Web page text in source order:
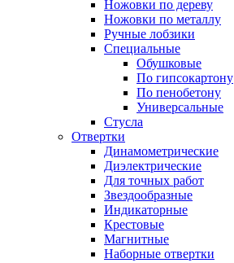
Ножовки по дереву
Ножовки по металлу
Ручные лобзики
Специальные
Обушковые
По гипсокартону
По пенобетону
Универсальные
Стусла
Отвертки
Динамометрические
Диэлектрические
Для точных работ
Звездообразные
Индикаторные
Крестовые
Магнитные
Наборные отвертки